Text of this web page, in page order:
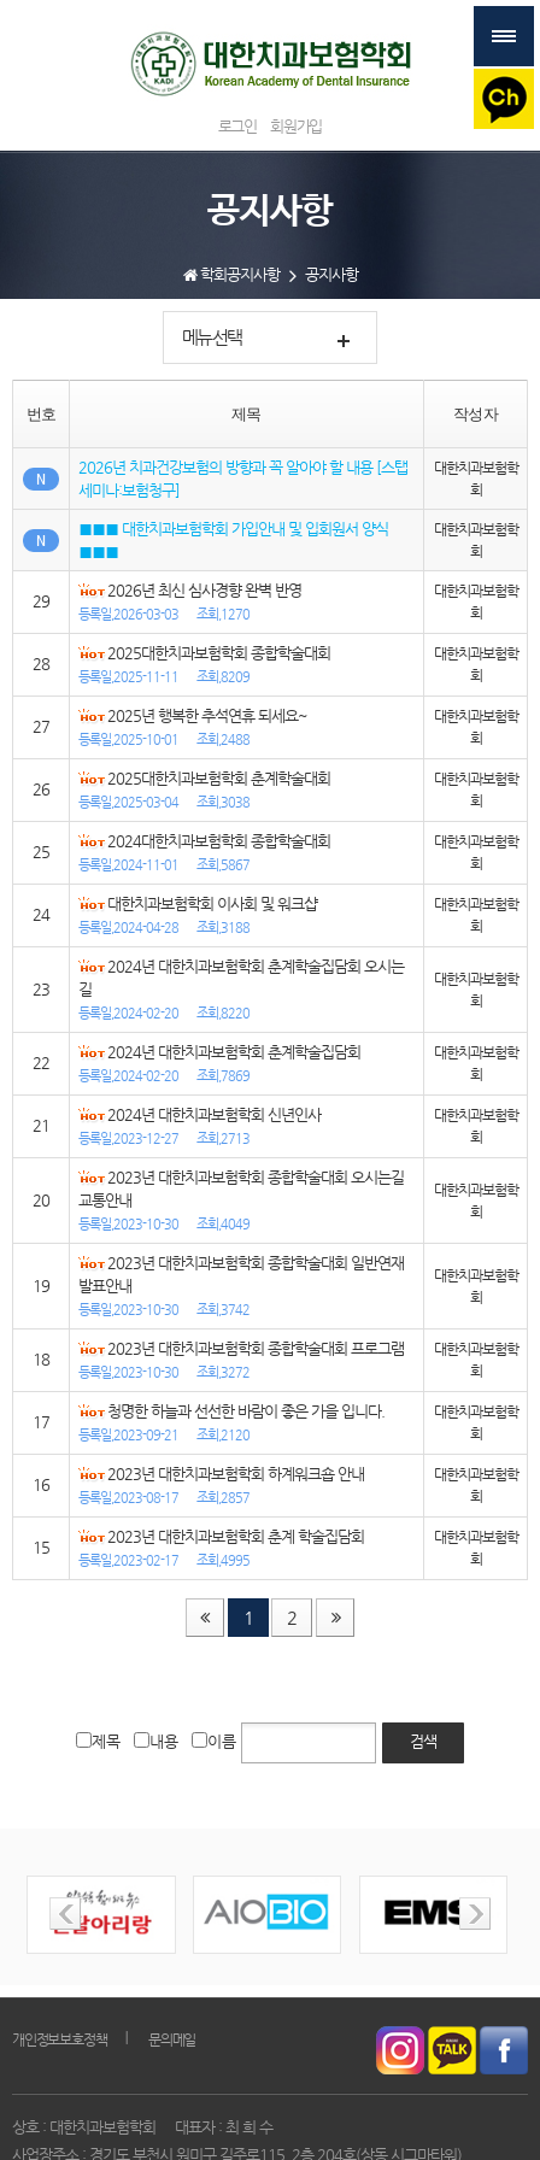
로그인 회원가입
공지사항
학회공지사항 공지사항
메뉴선택
번호 제목 작성자
N
2026년 치과건강보험의 방향과 꼭 알아야 할 내용 [스탭
세미나:보험청구]
대한치과보험학
회
N
■■■ 대한치과보험학회 가입안내 및 입회원서 양식
■■■
대한치과보험학
회
29
2026년 최신 심사경향 완벽 반영
등록일,2026-03-03 조회,1270
대한치과보험학
회
28
2025대한치과보험학회 종합학술대회
등록일,2025-11-11 조회,8209
대한치과보험학
회
27
2025년 행복한 추석연휴 되세요~
등록일,2025-10-01 조회,2488
대한치과보험학
회
26
2025대한치과보험학회 춘계학술대회
등록일,2025-03-04 조회,3038
대한치과보험학
회
25
2024대한치과보험학회 종합학술대회
등록일,2024-11-01 조회,5867
대한치과보험학
회
24
대한치과보험학회 이사회 및 워크샵
등록일,2024-04-28 조회,3188
대한치과보험학
회
23
2024년 대한치과보험학회 춘계학술집담회 오시는
길
등록일,2024-02-20 조회,8220
대한치과보험학
회
22
2024년 대한치과보험학회 춘계학술집담회
등록일,2024-02-20 조회,7869
대한치과보험학
회
21
2024년 대한치과보험학회 신년인사
등록일,2023-12-27 조회,2713
대한치과보험학
회
20
2023년 대한치과보험학회 종합학술대회 오시는길
교통안내
등록일,2023-10-30 조회,4049
대한치과보험학
회
19
2023년 대한치과보험학회 종합학술대회 일반연재
발표안내
등록일,2023-10-30 조회,3742
대한치과보험학
회
18
2023년 대한치과보험학회 종합학술대회 프로그램
등록일,2023-10-30 조회,3272
대한치과보험학
회
17
청명한 하늘과 선선한 바람이 좋은 가을 입니다.
등록일,2023-09-21 조회,2120
대한치과보험학
회
16
2023년 대한치과보험학회 하계워크숍 안내
등록일,2023-08-17 조회,2857
대한치과보험학
회
15
2023년 대한치과보험학회 춘계 학술집담회
등록일,2023-02-17 조회,4995
대한치과보험학
회
1 2
제목 내용 이름 검색
개인정보보호정책 문의메일
상호 : 대한치과보험학회
대표자 : 최 희 수
사업장주소 : 경기도 부천시 원미구 길주로115, 2층 204호(상동,시그마타워)